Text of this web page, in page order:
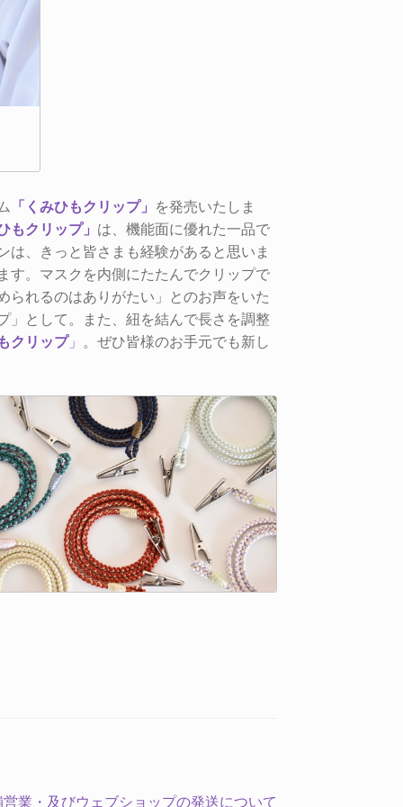
「くみひもクリップ」 を発売いたしま
もクリップ」 は、機能面に優れた一品で
、きっと皆さまも経験があると思いま
す。マスクを内側にたたんでクリップで
られるのはありがたい」とのお声をいた
」として。また、紐を結んで長さを調整
クリップ」 。ぜひ皆様のお手元でも新し
業・及びウェブショップの発送について